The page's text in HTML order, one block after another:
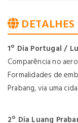
1º Dia Portugal /
Comparência no
Formalidades de
Prabang, via uma
2º Dia Luang